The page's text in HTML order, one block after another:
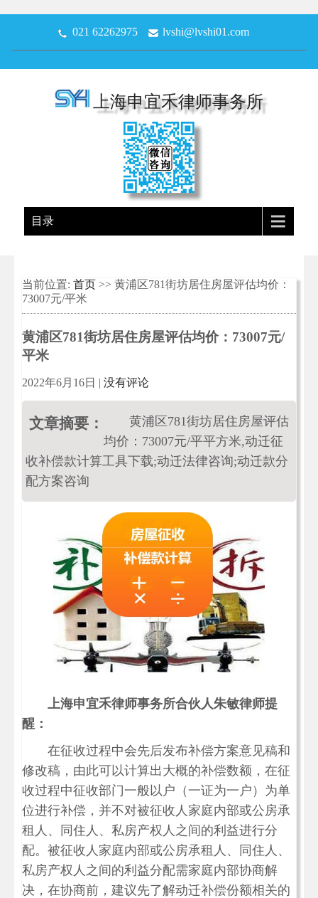
021 62262975 lvshi@lvshi01.com
上海申宜禾律师事务所
目录
当前位置: 首页 >> 黄浦区781街坊居住房屋评估均价：
73007元/平米
黄浦区781街坊居住房屋评估均价：73007元/
平米
2022年6月16日 | 没有评论
文章摘要：
黄浦区781街坊居住房屋评估
均价：73007元/平平方米,动迁征
收补偿款计算工具下载;动迁法律咨询;动迁款分
配方案咨询
上海申宜禾律师事务所合伙人朱敏律师提
醒：
在征收过程中会先后发布补偿方案意见稿和
修改稿，由此可以计算出大概的补偿数额，在征
收过程中征收部门一般以户（一证为一户）为单
位进行补偿，并不对被征收人家庭内部或公房承
租人、同住人、私房产权人之间的利益进行分
配。被征收人家庭内部或公房承租人、同住人、
私房产权人之间的利益分配需家庭内部协商解
决，在协商前，建议先了解动迁补偿份额相关的